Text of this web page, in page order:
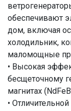
обеспечивают
дом, включая
холодильник,
маломощные
• Высокая
бесщеточному
магнитах
•